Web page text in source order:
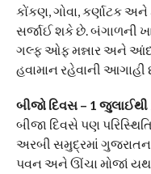
કોંકણ, ગોવા, કર્ણાટક
સર્જાઈ શકે છે. બંગાળની
ગલ્ફ ઓફ મન્નાર અને
હવામાન રહેવાની આગાહી
બીજો દિવસ – 1
બીજા દિવસે પણ
અરબી સમુદ્રમાં ગુજરાતના
પવન અને ઊંચા મોજાં